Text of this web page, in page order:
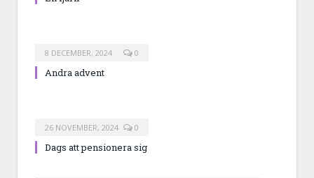
8 DECEMBER, 2024 0
Andra advent
26 NOVEMBER, 2024 0
Dags att pensionera sig